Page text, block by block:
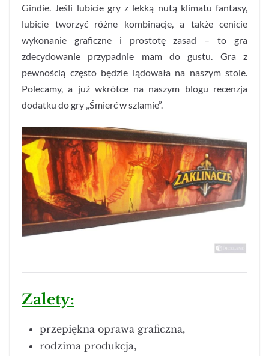
Gindie. Jeśli lubicie gry z lekką nutą klimatu fantasy,
lubicie tworzyć różne kombinacje, a także cenicie
wykonanie graficzne i prostotę zasad – to gra
zdecydowanie przypadnie mam do gustu. Gra z
pewnością często będzie lądowała na naszym stole.
Polecamy, a już wkrótce na naszym blogu recenzja
dodatku do gry „Śmierć w szlamie”.
Zalety:
przepiękna oprawa graficzna,
rodzima produkcja,